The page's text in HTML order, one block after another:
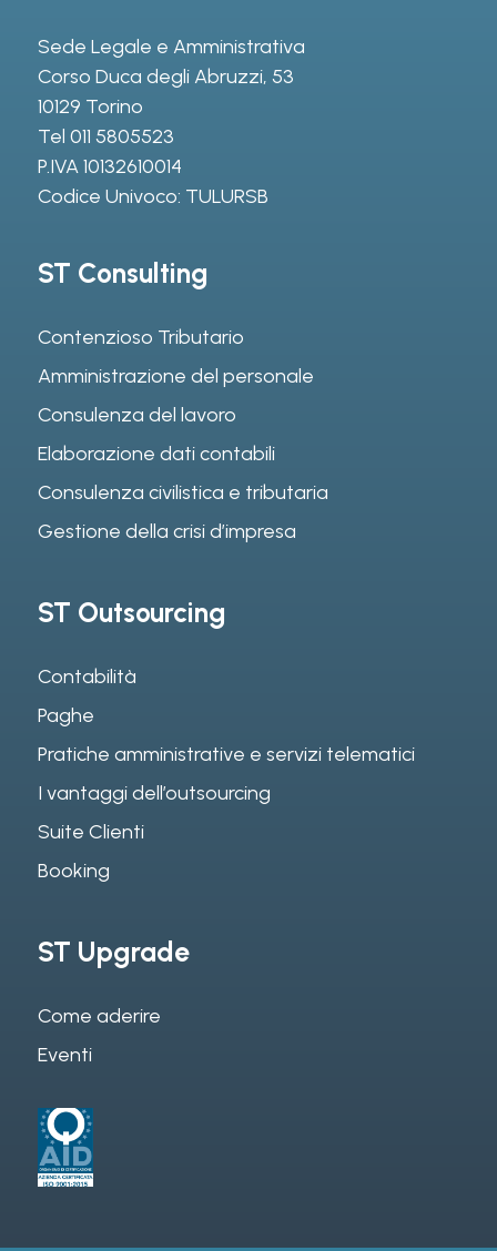
Sede Legale e Amministrativa
Corso Duca degli Abruzzi, 53
10129 Torino
Tel 011 5805523
P.IVA 10132610014
Codice Univoco: TULURSB
ST Consulting
Contenzioso Tributario
Amministrazione del personale
Consulenza del lavoro
Elaborazione dati contabili
Consulenza civilistica e tributaria
Gestione della crisi d’impresa
ST Outsourcing
Contabilità
Paghe
Pratiche amministrative e servizi telematici
I vantaggi dell’outsourcing
Suite Clienti
Booking
ST Upgrade
Come aderire
Eventi